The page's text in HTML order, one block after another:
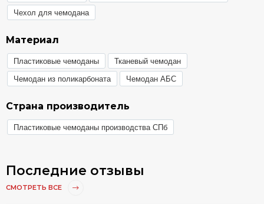
Чехол для чемодана
Материал
Пластиковые чемоданы
Тканевый чемодан
Чемодан из поликарбоната
Чемодан АБС
Страна производитель
Пластиковые чемоданы производства СПб
Последние отзывы
СМОТРЕТЬ ВСЕ